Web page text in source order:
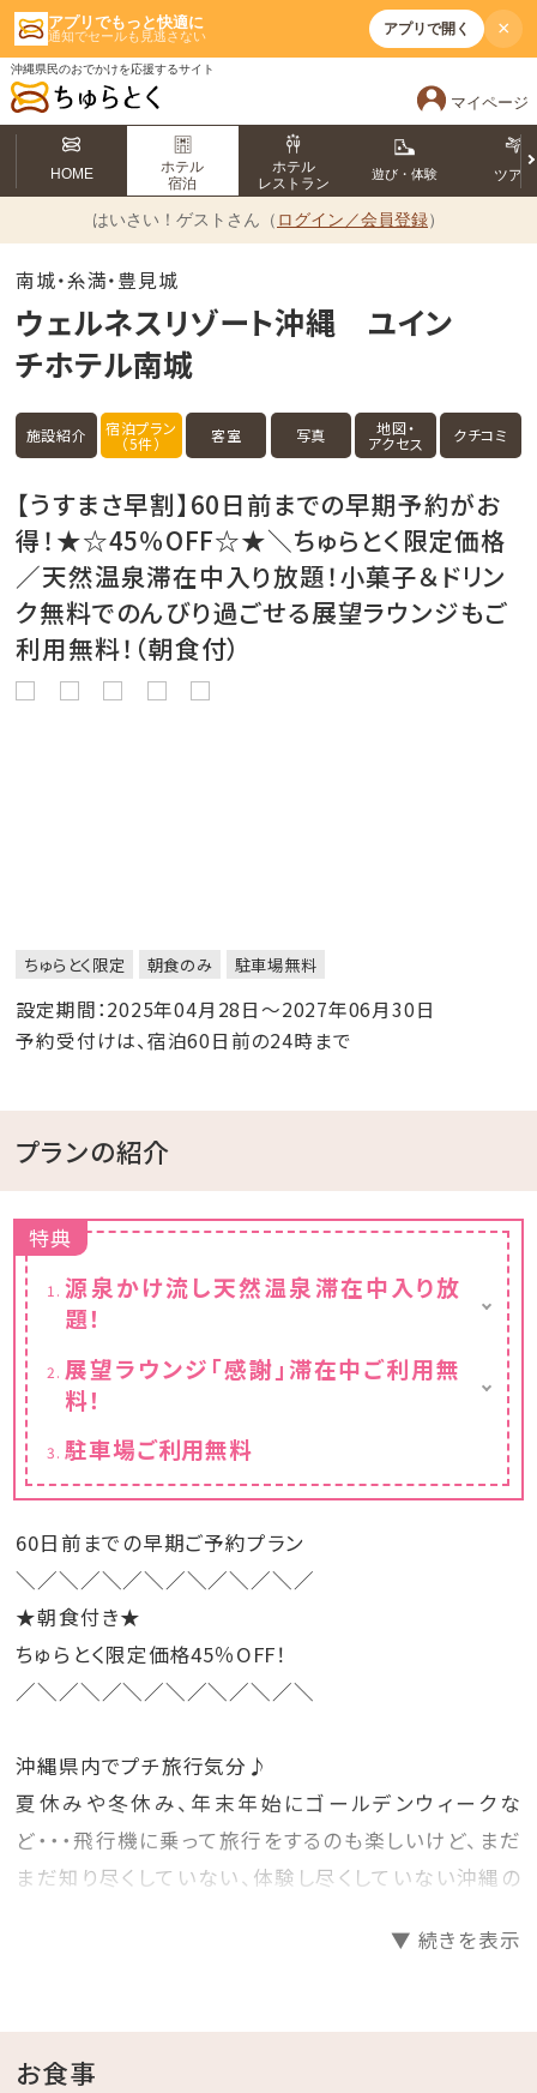
アプリでもっと快適に
通知でセールも見逃さない アプリで開く ×
沖縄県民のおでかけを応援するサイト
マイページ
HOME
ホテル
宿泊
ホテル
レストラン
遊び・体験 ツアー
はいさい！ ゲストさん（ ログイン／会員登録）
南城・糸満・豊見城
ウェルネスリゾート沖縄 ユイン
チホテル南城
施設紹介 宿泊プラン
（5件） 客室 写真 地図・
アクセス クチコミ
【うすまさ早割】60日前までの早期予約がお
得！★☆45％OFF☆★＼ちゅらとく限定価格
／天然温泉滞在中入り放題！小菓子＆ドリン
ク無料でのんびり過ごせる展望ラウンジもご
利用無料！（朝食付）
ちゅらとく限定 朝食のみ 駐車場無料
設定期間：2025年04月28日～2027年06月30日
予約受付けは、宿泊60日前の24時まで
プランの紹介
特典
源泉かけ流し天然温泉滞在中入り放
題！
でご利用いただけます。
展望ラウンジ「感謝」滞在中ご利用無
料！
※チェックイン15:00～チェックアウト11:00ま
でご利用いただけます。
駐車場ご利用無料
60日前までの早期ご予約プラン
＼／＼／＼／＼／＼／＼／＼／
★朝食付き★
ちゅらとく限定価格45％OFF！
／＼／＼／＼／＼／＼／＼／＼
沖縄県内でプチ旅行気分♪
夏休みや冬休み、年末年始にゴールデンウィークな
ど・・・飛行機に乗って旅行をするのも楽しいけど、まだ
まだ知り尽くしていない、体験し尽くしていない沖縄の
そんな時には、早めに計画を立てて予約をするのがお
先の人気日程をお得にゲットしちゃいましょう☆彡
▼ 続きを表示
お食事